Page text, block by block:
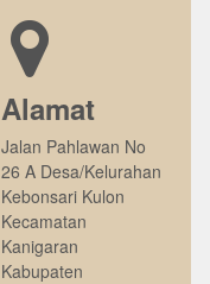
Alamat
Jalan Pahlawan No
26 A Desa/Kelurahan
Kebonsari Kulon
Kecamatan
Kanigaran
Kabupaten